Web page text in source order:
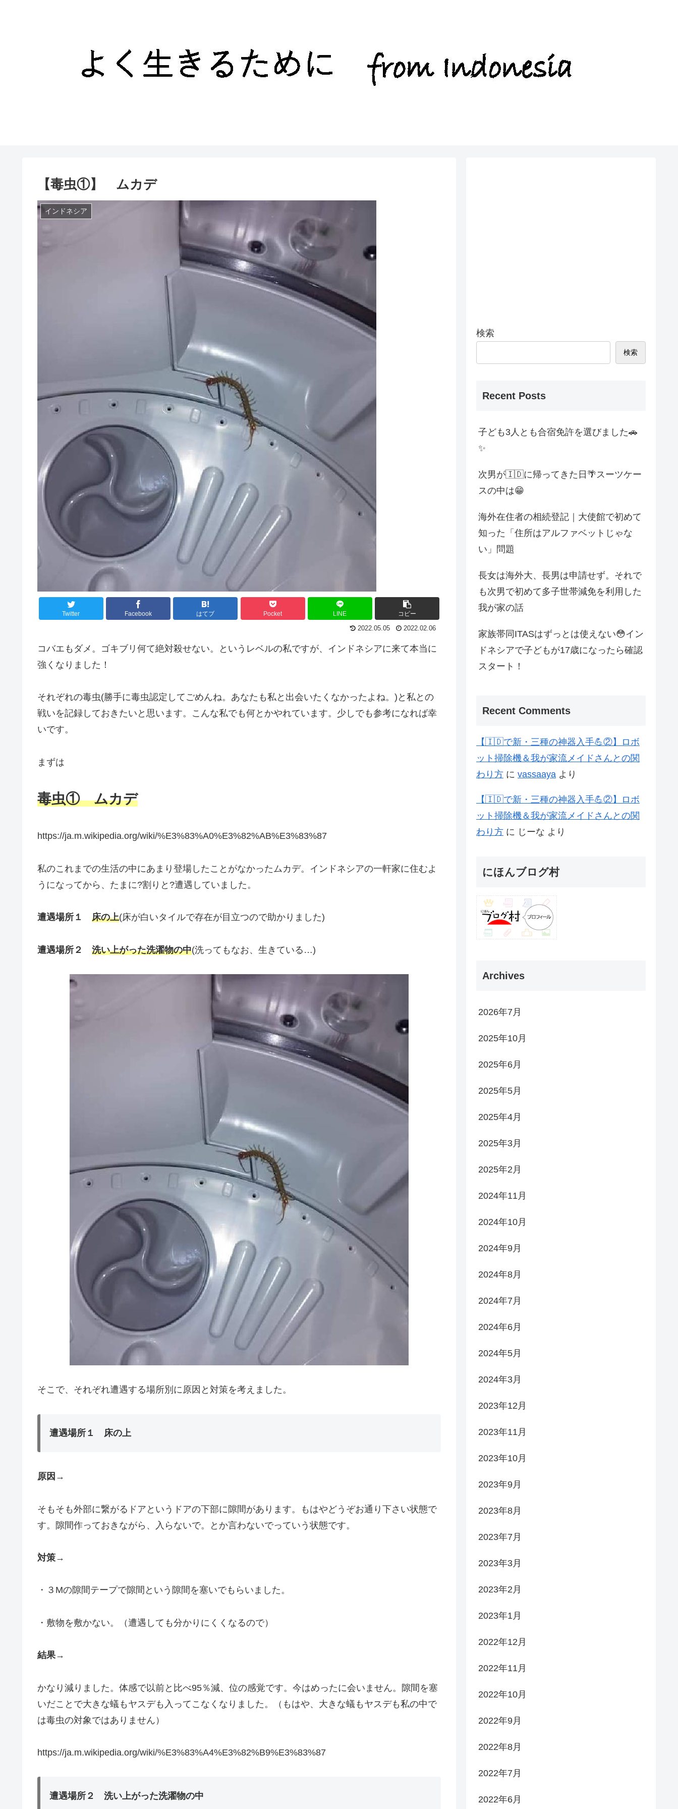
【毒虫①】 ムカデ
インドネシア
Twitter Facebook はてブ Pocket LINE コピー
2022.05.05 2022.02.06
コバエもダメ。ゴキブリ何て絶対殺せない。というレベルの私ですが、インドネシアに来て本当に
強くなりました！
それぞれの毒虫(勝手に毒虫認定してごめんね。あなたも私と出会いたくなかったよね。)と私との
戦いを記録しておきたいと思います。こんな私でも何とかやれています。少しでも参考になれば幸
いです。
まずは
毒虫① ムカデ
https://ja.m.wikipedia.org/wiki/%E3%83%A0%E3%82%AB%E3%83%87
私のこれまでの生活の中にあまり登場したことがなかったムカデ。インドネシアの一軒家に住むよ
うになってから、たまに?割りと?遭遇していました。
遭遇場所１ 床の上(床が白いタイルで存在が目立つので助かりました)
遭遇場所２ 洗い上がった洗濯物の中(洗ってもなお、生きている…)
そこで、それぞれ遭遇する場所別に原因と対策を考えました。
遭遇場所１ 床の上
原因 →
そもそも外部に繋がるドアというドアの下部に隙間があります。もはやどうぞお通り下さい状態で
す。隙間作っておきながら、入らないで。とか言わないでっていう状態です。
対策→
・３Mの隙間テープで隙間という隙間を塞いでもらいました。
・敷物を敷かない。（遭遇しても分かりにくくなるので）
結果→
かなり減りました。体感で以前と比べ95％減、位の感覚です。今はめったに会いません。隙間を塞
いだことで大きな蟻もヤスデも入ってこなくなりました。（もはや、大きな蟻もヤスデも私の中で
は毒虫の対象ではありません）
https://ja.m.wikipedia.org/wiki/%E3%83%A4%E3%82%B9%E3%83%87
遭遇場所２ 洗い上がった洗濯物の中
検索
検索
Recent Posts
子ども3人とも合宿免許を選びました🚗
✨
次男が🇮🇩に帰ってきた日🌴スーツケー
スの中は😁
海外在住者の相続登記｜大使館で初めて
知った「住所はアルファベットじゃな
い」問題
長女は海外大、長男は申請せず。それで
も次男で初めて多子世帯減免を利用した
我が家の話
家族帯同ITASはずっとは使えない😳イン
ドネシアで子どもが17歳になったら確認
スタート！
Recent Comments
【🇮🇩で新・三種の神器入手💪②】ロボ
ット掃除機＆我が家流メイドさんとの関
わり方 に vassaaya より
【🇮🇩で新・三種の神器入手💪②】ロボ
ット掃除機＆我が家流メイドさんとの関
わり方 に じーな より
にほんブログ村
Archives
2026年7月
2025年10月
2025年6月
2025年5月
2025年4月
2025年3月
2025年2月
2024年11月
2024年10月
2024年9月
2024年8月
2024年7月
2024年6月
2024年5月
2024年3月
2023年12月
2023年11月
2023年10月
2023年9月
2023年8月
2023年7月
2023年3月
2023年2月
2023年1月
2022年12月
2022年11月
2022年10月
2022年9月
2022年8月
2022年7月
2022年6月